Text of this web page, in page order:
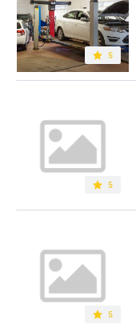
5
5
5